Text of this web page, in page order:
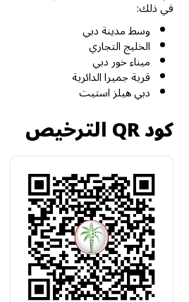
في ذلك:
وسط مدينة دبي
الخليج التجاري
ميناء خور دبي
قرية جميرا الدائرية
دبي هيلز استيت
كود QR الترخيص